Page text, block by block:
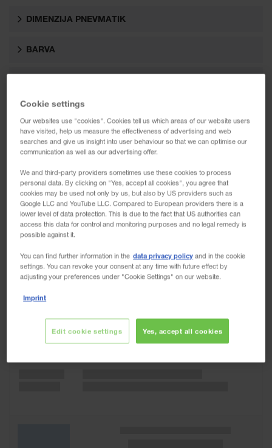
DIMENZIJA PNEVMATIK
BARVA
OPREMA
Cookie settings
Our websites use "cookies". Cookies tell us which areas of our website users
have visited, help us measure the effectiveness of advertising and web
searches and give us insight into user behaviour so that we can optimise our
communication as well as our advertising offer.
We and third-party providers sometimes use these cookies to process
personal data. By clicking on "Yes, accept all cookies", you agree that
cookies may be used not only by us, but also by US providers such as
Google LLC and YouTube LLC. Compared to European providers there is a
lower level of data protection. This is due to the fact that US authorities can
access this data for control and monitoring purposes and no legal remedy is
possible against it.
You can find further information in the data privacy policy and in the cookie
settings. You can revoke your consent at any time with future effect by
adjusting your preferences under "Cookie Settings" on our website.
Imprint
Yes, accept all cookies
Edit cookie settings